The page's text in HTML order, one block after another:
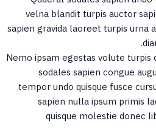
velna blandit turpis auctor
sapien gravida laoreet turpis urna
Nemo ipsam egestas volute turpis
sodales sapien congue
tempor undo quisque fusce
sapien nulla ipsum primis
quisque molestie donec